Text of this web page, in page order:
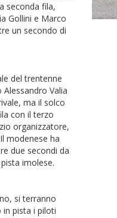
seconda fila,
Gollini e Marco
un secondo di
del trentenne
Valia
ma il solco
con il terzo
organizzatore,
modenese ha
due secondi da
imolese.
si terranno
in pista i piloti